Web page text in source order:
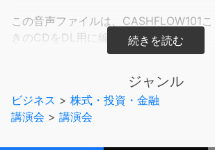
この音声ファイルは、CASHFLOW101
きのCDをDL用に編集したもので、
内容はすでにリリースしているCDと同
CD』で検索して、ご確認ください。
PartI〜IIIはゴッド・マザーがメインのイ
小場さんも同席して、博多でどのように
ジャンル
ビジネス > 株式・投資・金融
講演会 > 講演会